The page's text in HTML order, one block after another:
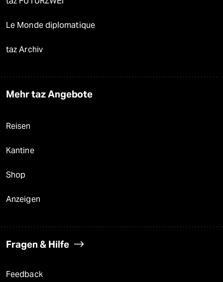
Le Monde diplomatique
taz Archiv
Mehr taz Angebote
Reisen
Kantine
Shop
Anzeigen
Fragen & Hilfe
Feedback